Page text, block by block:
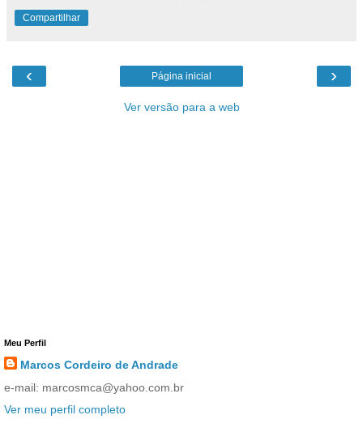
Compartilhar
‹ ›
Página inicial
Ver versão para a web
Meu Perfil
Marcos Cordeiro de Andrade
e-mail: marcosmca@yahoo.com.br
Ver meu perfil completo